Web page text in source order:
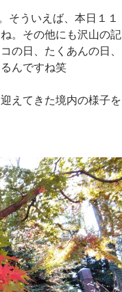
そういえば、本日１１
。その他にも沢山の記
の日、たくあんの日、
んですね笑
えてきた境内の様子を